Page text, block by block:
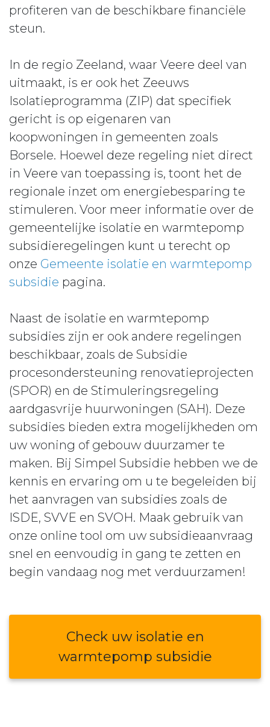
profiteren van de beschikbare financiële
steun.
In de regio Zeeland, waar Veere deel van
uitmaakt, is er ook het Zeeuws
Isolatieprogramma (ZIP) dat specifiek
gericht is op eigenaren van
koopwoningen in gemeenten zoals
Borsele. Hoewel deze regeling niet direct
in Veere van toepassing is, toont het de
regionale inzet om energiebesparing te
stimuleren. Voor meer informatie over de
gemeentelijke isolatie en warmtepomp
subsidieregelingen kunt u terecht op
onze Gemeente isolatie en warmtepomp
subsidie pagina.
Naast de isolatie en warmtepomp
subsidies zijn er ook andere regelingen
beschikbaar, zoals de Subsidie
procesondersteuning renovatieprojecten
(SPOR) en de Stimuleringsregeling
aardgasvrije huurwoningen (SAH). Deze
subsidies bieden extra mogelijkheden om
uw woning of gebouw duurzamer te
maken. Bij Simpel Subsidie hebben we de
kennis en ervaring om u te begeleiden bij
het aanvragen van subsidies zoals de
ISDE, SVVE en SVOH. Maak gebruik van
onze online tool om uw subsidieaanvraag
snel en eenvoudig in gang te zetten en
begin vandaag nog met verduurzamen!
Check uw isolatie en
warmtepomp subsidie